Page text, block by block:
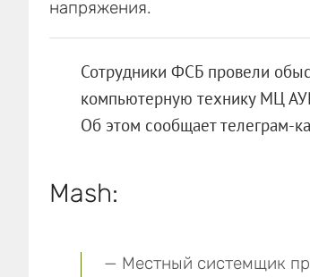
напряжения.
Сотрудники ФСБ провели
компьютерную технику МЦ
Об этом сообщает телеграм-
Mash:
— Местный системщик